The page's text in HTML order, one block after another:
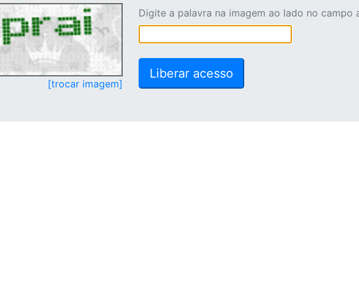
[trocar imagem]
Digite a palavra na imagem ao lado no campo